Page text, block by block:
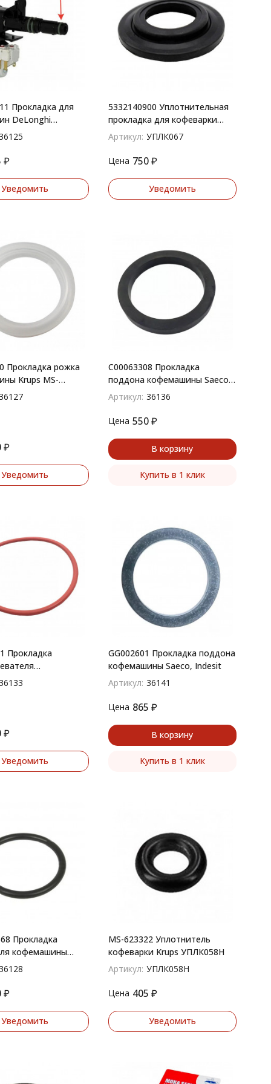
Прокладка для
DeLonghi
₽
Уведомить
5332140900 Уплотнительная
прокладка для кофеварки
Delonghi 7313285849 УПЛК067
Артикул: УПЛК067
Цена 750 ₽
Уведомить
Прокладка рожка
Krups MS-
Saeco
₽
Уведомить
C00063308 Прокладка
поддона кофемашины Saeco
D-72 72х56х4.2 мм
Артикул: 36136
Цена 550 ₽
В корзину
Купить в 1 клик
Прокладка
Saeco D-83,
₽
Уведомить
GG002601 Прокладка поддона
кофемашины Saeco, Indesit
Артикул: 36141
Цена 865 ₽
В корзину
Купить в 1 клик
Прокладка
кофемашины
₽
Уведомить
MS-623322 Уплотнитель
кофеварки Krups УПЛК058Н
Артикул: УПЛК058Н
Цена 405 ₽
Уведомить